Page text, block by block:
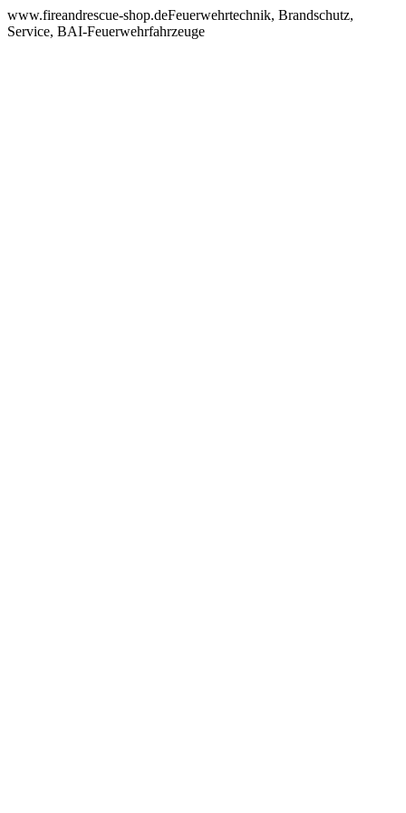
www.fireandrescue-shop.deFeuerwehrtechnik, Brandschutz,
Service, BAI-Feuerwehrfahrzeuge